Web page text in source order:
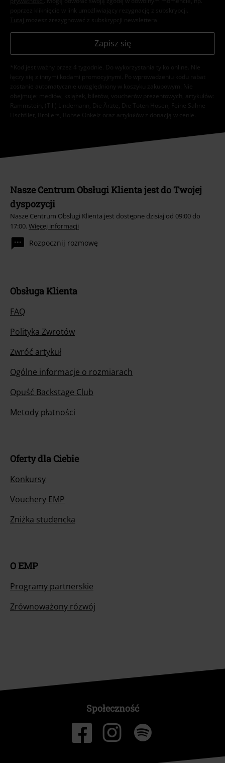
poprzez kliknięcie w link umożliwiający rezygnację z subskrypcji.
Tutaj możesz zrezygnować z subskrypcji newslettera.
Zapisz się
*Kod jest ważny przez 4 tygodnie. Do wykorzystania tylko online. NIe
łączy się z innymi kodami promocyjnymi. Po wprowadzeniu kodu rabat
zostanie automatycznie uwzględniony w koszyku zakupowym. Nie
obejmuje: mediów, książek, biletów, voucherów prezentowych, artykułów:
Rammstein, (Till) Lindemann, Die Ärzte, Die Toten Hosen, Feine Sahne
Fischfilet, Broilers, Böhse Onkelz oraz artykułów z donacją w cenie.
Nasze Centrum Obsługi Klienta jest do Twojej
dyspozycji
Nasze Centrum Obsługi Klienta jest dostępne dzisiaj od 09:00 do
17:00. Więcej informacji
Rozpocznij rozmowę
Obsługa Klienta
FAQ
Polityka Zwrotów
Zwróć artykuł
Ogólne informacje o rozmiarach
Opuść Backstage Club
Metody płatności
Oferty dla Ciebie
Konkursy
Vouchery EMP
Zniżka studencka
O EMP
Programy partnerskie
Zrównoważony rózwój
Społeczność